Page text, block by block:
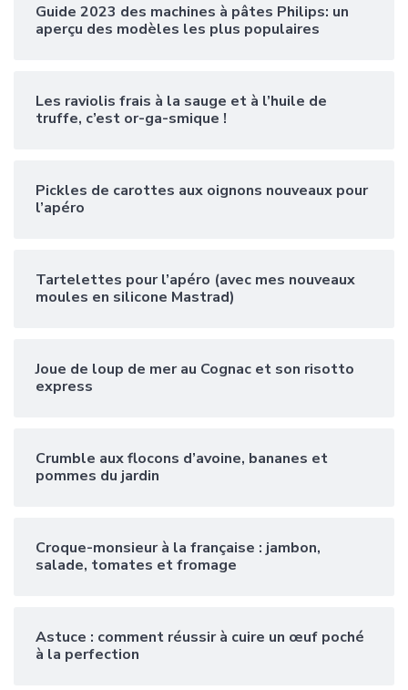
Guide 2023 des machines à pâtes Philips: un
aperçu des modèles les plus populaires
Les raviolis frais à la sauge et à l’huile de
truffe, c’est or-ga-smique !
Pickles de carottes aux oignons nouveaux pour
l’apéro
Tartelettes pour l’apéro (avec mes nouveaux
moules en silicone Mastrad)
Joue de loup de mer au Cognac et son risotto
express
Crumble aux flocons d’avoine, bananes et
pommes du jardin
Croque-monsieur à la française : jambon,
salade, tomates et fromage
Astuce : comment réussir à cuire un œuf poché
à la perfection